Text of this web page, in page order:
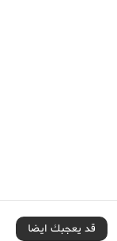
قد يعجبك ايضا